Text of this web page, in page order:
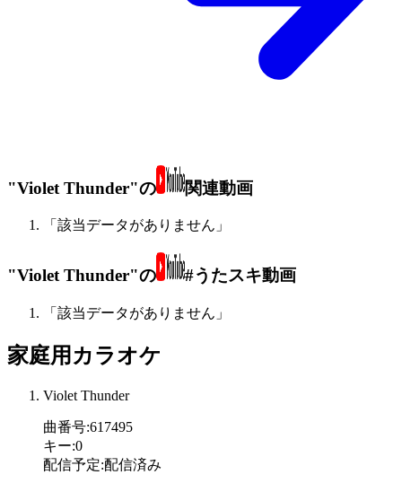
"Violet Thunder"の 関連動画
「該当データがありません」
"Violet Thunder"の #うたスキ動画
「該当データがありません」
家庭用カラオケ
Violet Thunder
曲番号:617495
キー:0
配信予定:配信済み